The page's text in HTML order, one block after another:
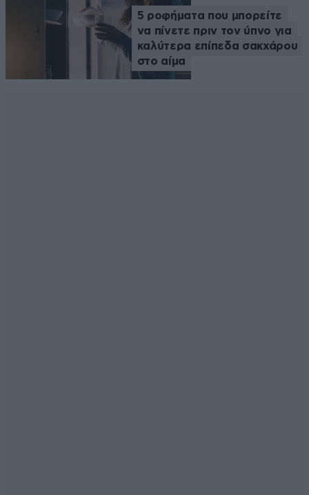
5 ροφήματα που μπορείτε
να πίνετε πριν τον ύπνο για
καλύτερα επίπεδα σακχάρου
στο αίμα